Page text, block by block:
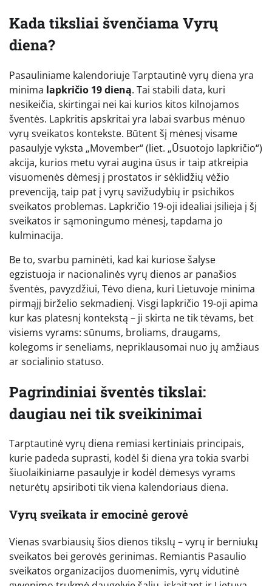
Kada tiksliai švenčiama Vyrų
diena?
Pasauliniame kalendoriuje Tarptautinė vyrų diena yra
minima lapkričio 19 dieną. Tai stabili data, kuri
nesikeičia, skirtingai nei kai kurios kitos kilnojamos
šventės. Lapkritis apskritai yra labai svarbus mėnuo
vyrų sveikatos kontekste. Būtent šį mėnesį visame
pasaulyje vyksta „Movember“ (liet. „Ūsuotojo lapkričio“)
akcija, kurios metu vyrai augina ūsus ir taip atkreipia
visuomenės dėmesį į prostatos ir sėklidžių vėžio
prevenciją, taip pat į vyrų savižudybių ir psichikos
sveikatos problemas. Lapkričio 19-oji idealiai įsilieja į šį
sveikatos ir sąmoningumo mėnesį, tapdama jo
kulminacija.
Be to, svarbu paminėti, kad kai kuriose šalyse
egzistuoja ir nacionalinės vyrų dienos ar panašios
šventės, pavyzdžiui, Tėvo diena, kuri Lietuvoje minima
pirmąjį birželio sekmadienį. Visgi lapkričio 19-oji apima
kur kas platesnį kontekstą – ji skirta ne tik tėvams, bet
visiems vyrams: sūnums, broliams, draugams,
kolegoms ir seneliams, nepriklausomai nuo jų amžiaus
ar socialinio statuso.
Pagrindiniai šventės tikslai:
daugiau nei tik sveikinimai
Tarptautinė vyrų diena remiasi kertiniais principais,
kurie padeda suprasti, kodėl ši diena yra tokia svarbi
šiuolaikiniame pasaulyje ir kodėl dėmesys vyrams
neturėtų apsiriboti tik viena kalendoriaus diena.
Vyrų sveikata ir emocinė gerovė
Vienas svarbiausių šios dienos tikslų – vyrų ir berniukų
sveikatos bei gerovės gerinimas. Remiantis Pasaulio
sveikatos organizacijos duomenimis, vyrų vidutinė